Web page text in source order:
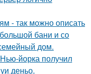
- так можно описать
бани и со
дом.
йорка получил
деньо.